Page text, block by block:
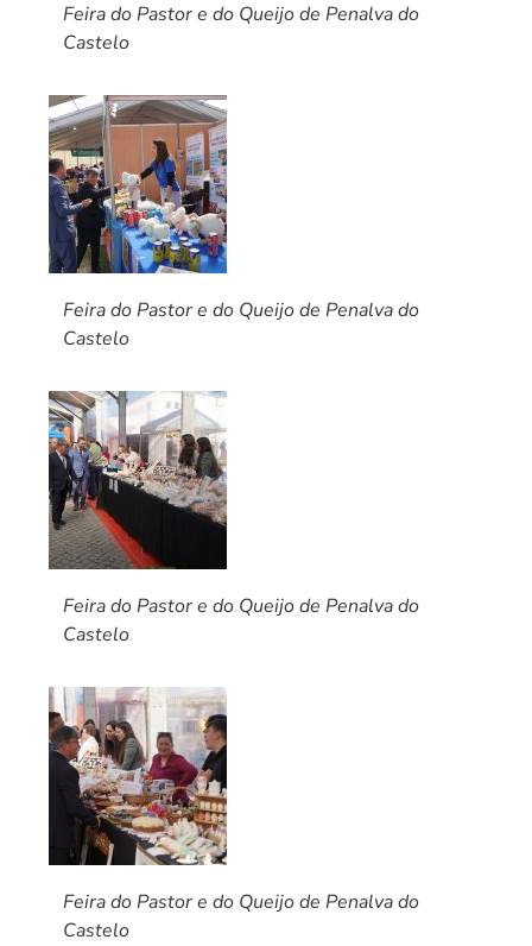
Feira do Pastor e do Queijo de Penalva do
Castelo
Feira do Pastor e do Queijo de Penalva do
Castelo
Feira do Pastor e do Queijo de Penalva do
Castelo
Feira do Pastor e do Queijo de Penalva do
Castelo